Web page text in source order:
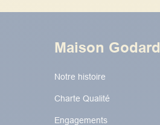
Maison Godard
Notre histoire
Charte Qualité
Engagements